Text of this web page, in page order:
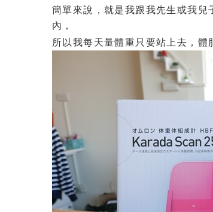
簡單來說，就是我跟我先生或我
內，
所以我每天量體重只要站上去，體